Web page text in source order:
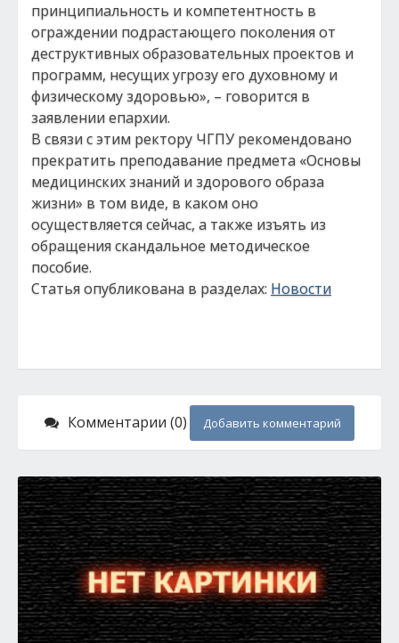
принципиальность и компетентность в
ограждении подрастающего поколения от
деструктивных образовательных проектов и
программ, несущих угрозу его духовному и
физическому здоровью», – говорится в
заявлении епархии.
В связи с этим ректору ЧГПУ рекомендовано
прекратить преподавание предмета «Основы
медицинских знаний и здорового образа
жизни» в том виде, в каком оно
осуществляется сейчас, а также изъять из
обращения скандальное методическое
пособие.
Статья опубликована в разделах: Новости
Комментарии (0) Добавить комментарий